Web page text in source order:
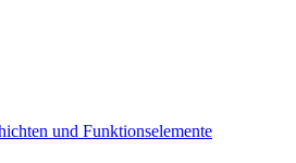
und Funktionselemente